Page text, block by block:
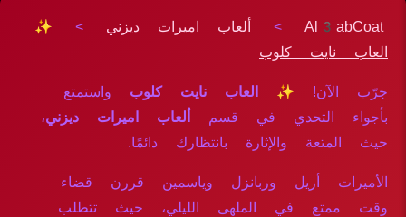
Al3abCoat
> ألعاب اميرات ديزني >
✨
العاب نايت كلوب
جرّب الآن! ✨ العاب نايت كلوب واستمتع
بأجواء التحدي في قسم
ألعاب اميرات ديزني،
حيث المتعة والإثارة بانتظارك دائمًا.
الأميرات أريل وربانزل وياسمين قررن قضاء
وقت ممتع في الملهى الليلي، حيث تتطلب